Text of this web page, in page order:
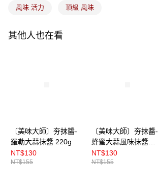
風味 活力 頂級 風味
其他人也在看
〔美味大師〕夯抹醬-
羅勒大蒜抹醬 220g
NT$130
NT$155
〔美味大師〕夯抹醬-
蜂蜜大蒜風味抹醬
220g
NT$130
NT$155